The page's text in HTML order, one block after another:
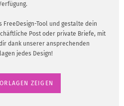
Tool und gestalte dein
Post oder private Briefe, mit
dank unserer ansprechenden
jedes Design!
ZEIGEN